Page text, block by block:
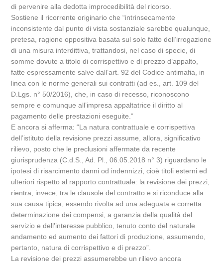
di pervenire alla dedotta improcedibilità del ricorso.
Sostiene il ricorrente originario che “intrinsecamente
inconsistente dal punto di vista sostanziale sarebbe qualunque,
pretesa, ragione oppositiva basata sul solo fatto dell’irrogazione
di una misura interdittiva, trattandosi, nel caso di specie, di
somme dovute a titolo di corrispettivo e di prezzo d’appalto,
fatte espressamente salve dall’art. 92 del Codice antimafia, in
linea con le norme generali sui contratti (ad es., art. 109 del
D.Lgs. n° 50/2016), che, in caso di recesso, riconoscono
sempre e comunque all’impresa appaltatrice il diritto al
pagamento delle prestazioni eseguite.”
E ancora si afferma: “La natura contrattuale e corrispettiva
dell’istituto della revisione prezzi assume, allora, significativo
rilievo, posto che le preclusioni affermate da recente
giurisprudenza (C.d.S., Ad. Pl., 06.05.2018 n° 3) riguardano le
ipotesi di risarcimento danni od indennizzi, cioè titoli esterni ed
ulteriori rispetto al rapporto contrattuale: la revisione dei prezzi,
rientra, invece, tra le clausole del contratto e si riconduce alla
sua causa tipica, essendo rivolta ad una adeguata e corretta
determinazione dei compensi, a garanzia della qualità del
servizio e dell’interesse pubblico, tenuto conto del naturale
andamento ed aumento dei fattori di produzione, assumendo,
pertanto, natura di corrispettivo e di prezzo”.
La revisione dei prezzi assumerebbe un rilievo ancora